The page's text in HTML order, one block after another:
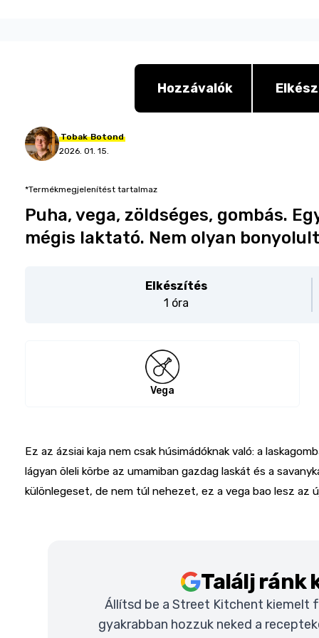
Hozzávalók
Tobak Botond
2026. 01. 15.
*Termékmegjelenítést tartalmaz
Puha, vega, zöldséges, gombás.
mégis laktató. Nem olyan
Elkészítés
1 óra
Vega
Ez az ázsiai kaja nem csak húsimádóknak való: a
lágyan öleli körbe az umamiban gazdag laskát és a
különlegeset, de nem túl nehezet, ez a vega bao lesz az
Találj ránk
Állítsd be a Street Kitchent kiemelt
gyakrabban hozzuk neked a